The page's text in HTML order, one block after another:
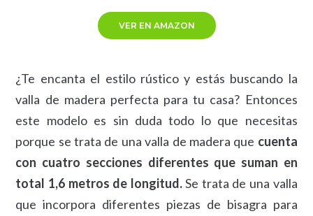
VER EN AMAZON
¿Te encanta el estilo rústico y estás buscando la
valla de madera perfecta para tu casa? Entonces
este modelo es sin duda todo lo que necesitas
porque se trata de una valla de madera que cuenta
con cuatro secciones diferentes que suman en
total 1,6 metros de longitud.Se trata de una valla
que incorpora diferentes piezas de bisagra para